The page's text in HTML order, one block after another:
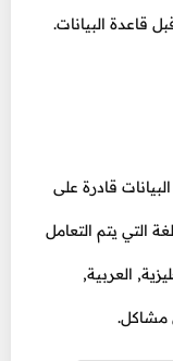
قاعدة البيانات.
قادرة على
يتم التعامل
العربية,
مشاكل.